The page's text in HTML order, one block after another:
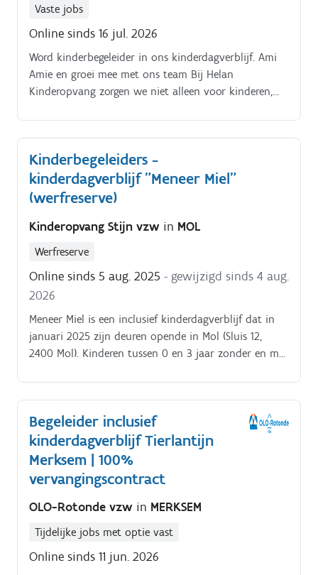
Vaste jobs
Online sinds 16 jul. 2026
Word kinderbegeleider in ons kinderdagverblijf. Ami
Amie en groei mee met ons team Bij Helan
Kinderopvang zorgen we niet alleen voor kinderen,
Kinderbegeleiders -
kinderdagverblijf "Meneer Miel"
(werfreserve)
Kinderopvang Stijn vzw in MOL
Werfreserve
Online sinds 5 aug. 2025 - gewijzigd sinds 4 aug.
2026
Meneer Miel is een inclusief kinderdagverblijf dat in
januari 2025 zijn deuren opende in Mol (Sluis 12,
2400 Mol). Kinderen tussen 0 en 3 jaar zonder en met
verdeeld over 2 verticale groepen. Als
kinderbegeleider sta je in voor de dagelijkse werking
in de groep, de liefdevolle opvang en begeleiding van
een 14-tal kindjes, op weekdagen tussen 7u en 18u30
Binnen Stijn VZW hebben we nog een tweede
kinderdagverblijf 'Windekind' dat gevestigd is te
Heusden-Zolder. Ook hiervoor zijn we steeds op zoek
naar kinderbegeleiders voor onze werfreserve.
Begeleider inclusief
kinderdagverblijf Tierlantijn
Merksem | 100%
vervangingscontract
OLO-Rotonde vzw in MERKSEM
Tijdelijke jobs met optie vast
Online sinds 11 jun. 2026